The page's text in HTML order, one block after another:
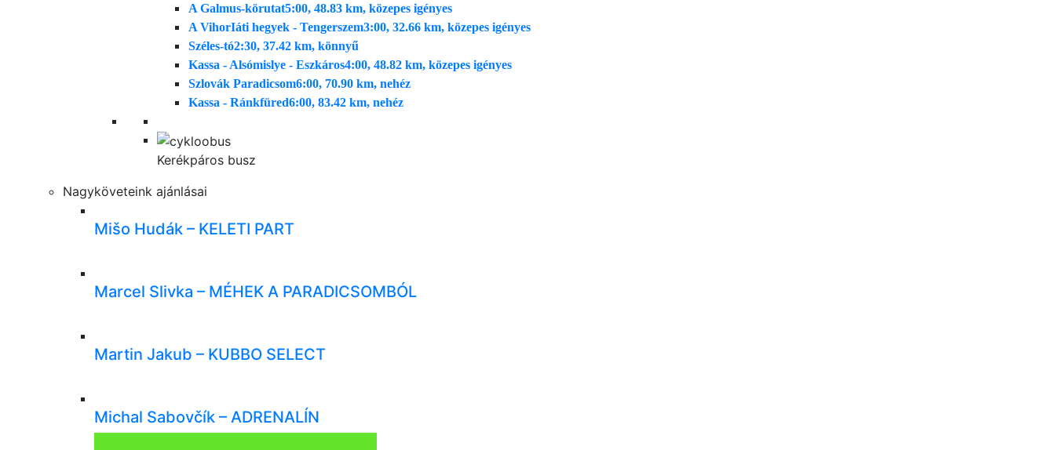
A Galmus-körutat5:00, 48.83 km, közepes igényes
A VihorIáti hegyek - Tengerszem3:00, 32.66 km, közepes igényes
Széles-tó2:30, 37.42 km, könnyű
Kassa - Alsómislye - Eszkáros4:00, 48.82 km, közepes igényes
Szlovák Paradicsom6:00, 70.90 km, nehéz
Kassa - Ránkfüred6:00, 83.42 km, nehéz
Kerékpáros busz
Nagyköveteink ajánlásai
Mišo Hudák – KELETI PART
Marcel Slivka – MÉHEK A PARADICSOMBÓL
Martin Jakub – KUBBO SELECT
Michal Sabovčík – ADRENALÍN